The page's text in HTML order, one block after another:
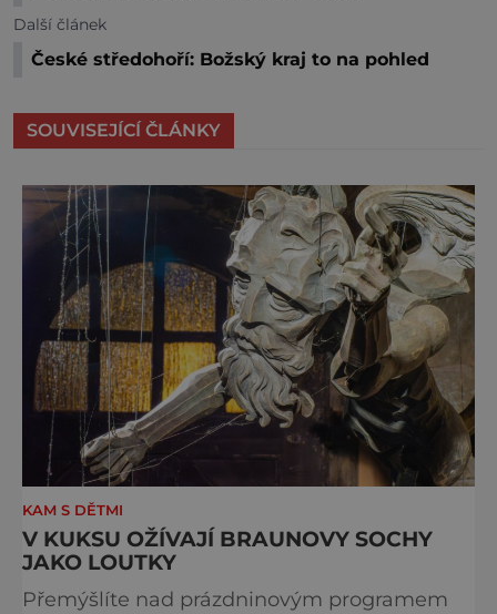
Další článek
České středohoří: Božský kraj to na pohled
SOUVISEJÍCÍ ČLÁNKY
KAM S DĚTMI
V KUKSU OŽÍVAJÍ BRAUNOVY SOCHY
JAKO LOUTKY
Přemýšlíte nad prázdninovým programem